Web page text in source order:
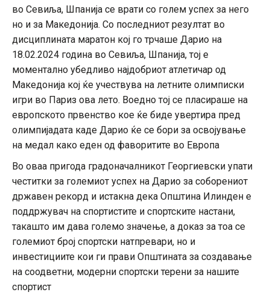
во Севиља, Шпанија се врати со голем успех за него
но и за Македонија. Со последниот резултат во
дисциплината маратон кој го трчаше Дарио на
18.02.2024 година во Севиља, Шпанија, тој е
моментално убедливо најдобриот атлетичар од
Македонија кој ќе учествува на летните олимписки
игри во Париз ова лето. Воедно тој се пласираше на
европското првенство кое ќе биде увертира пред
олимпијадата каде Дарио ќе се бори за освојување
на медал како еден од фаворитите во Европа
Во оваа пригода градоначалникот Георгиевски упати
честитки за големиот успех на Дарио за соборениот
државен рекорд и истакна дека Општина Илинден е
поддржувач на спортистите и спортските настани,
такашто им дава големо значење, а доказ за тоа се
големиот број спортски натпревари, но и
инвестициите кои ги прави Општината за создавање
на соодветни, модерни спортски терени за нашите
спортист